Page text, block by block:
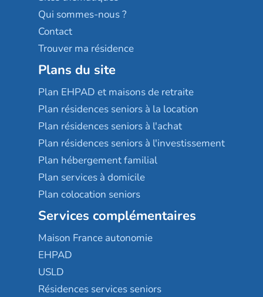
Qui sommes-nous ?
Contact
Trouver ma résidence
Plans du site
Plan EHPAD et maisons de retraite
Plan résidences seniors à la location
Plan résidences seniors à l'achat
Plan résidences seniors à l'investissement
Plan hébergement familial
Plan services à domicile
Plan colocation seniors
Services complémentaires
Maison France autonomie
EHPAD
USLD
Résidences services seniors